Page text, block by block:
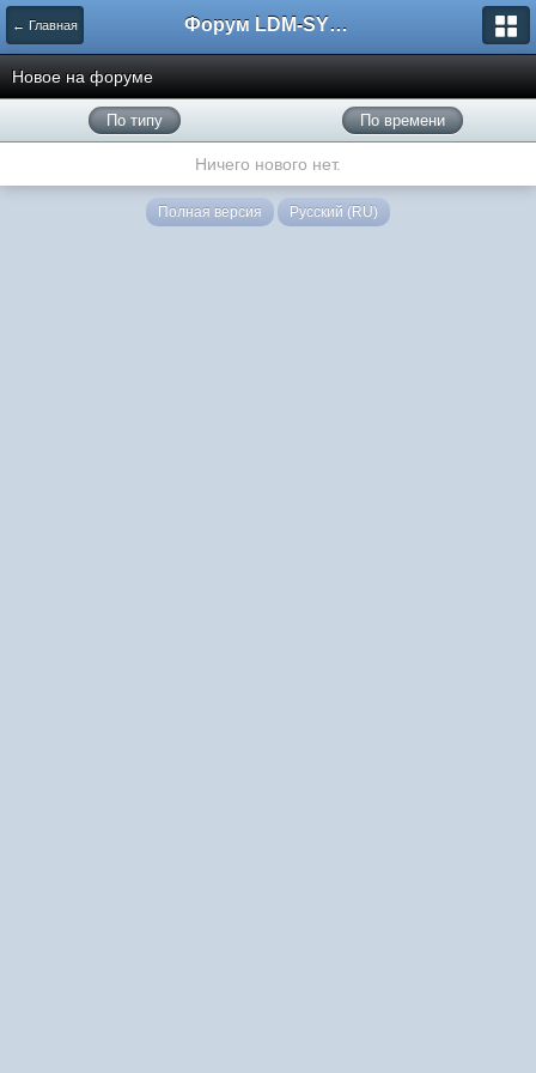
← Главная Форум LDM-SYSTEMS
Новое на форуме
По типу По времени
Ничего нового нет.
Полная версия Русский (RU)